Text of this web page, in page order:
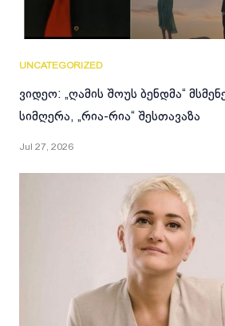
UNCATEGORIZED
ვიდეო: „ღამის შოუს ბენდმა“
სიმღერა, „რია-რია“ შესთავაზა
Jul 27, 2026